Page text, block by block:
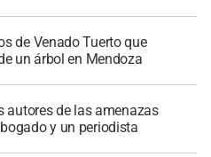
de Venado Tuerto que
un árbol en Mendoza
autores de las amenazas
y un periodista